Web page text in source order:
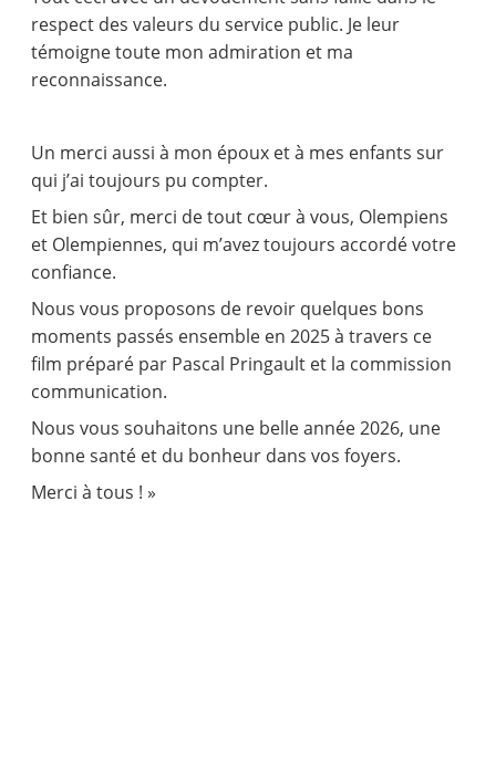
respect des valeurs du service public. Je leur
témoigne toute mon admiration et ma
reconnaissance.
Un merci aussi à mon époux et à mes enfants sur
qui j’ai toujours pu compter.
Et bien sûr, merci de tout cœur à vous, Olempiens
et Olempiennes, qui m’avez toujours accordé votre
confiance.
Nous vous proposons de revoir quelques bons
moments passés ensemble en 2025 à travers ce
film préparé par Pascal Pringault et la commission
communication.
Nous vous souhaitons une belle année 2026, une
bonne santé et du bonheur dans vos foyers.
Merci à tous ! »